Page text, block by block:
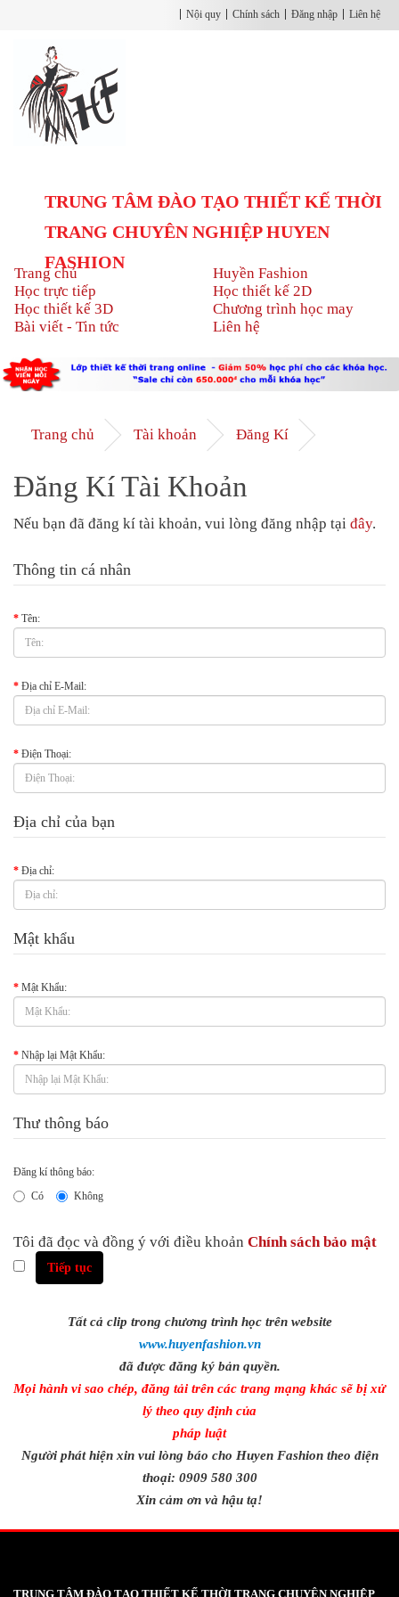
Nội quy Chính sách Đăng nhập Liên hệ
TRUNG TÂM ĐÀO TẠO THIẾT KẾ THỜI
TRANG CHUYÊN NGHIỆP HUYEN
FASHION
Trang chủ
Huyền Fashion
Học trực tiếp
Học thiết kế 2D
Học thiết kế 3D
Chương trình học may
Bài viết - Tin tức
Liên hệ
Trang chủ Tài khoản Đăng Kí
Đăng Kí Tài Khoản
Nếu bạn đã đăng kí tài khoản, vui lòng đăng nhập tại đây.
Thông tin cá nhân
Tên:
Địa chỉ E-Mail:
Điện Thoại:
Địa chỉ của bạn
Địa chỉ:
Mật khẩu
Mật Khẩu:
Nhập lại Mật Khẩu:
Thư thông báo
Đăng kí thông báo:
Có
Không
Tôi đã đọc và đồng ý với điều khoản Chính sách bảo mật
Tất cả clip trong chương trình học trên website
www.huyenfashion.vn
đã được đăng ký bản quyền.
Mọi hành vi sao chép, đăng tải trên các trang mạng khác sẽ bị xử
lý theo quy định của
pháp luật
Người phát hiện xin vui lòng báo cho Huyen Fashion theo điện
thoại: 0909 580 300
Xin cảm ơn và hậu tạ!
TRUNG TÂM ĐÀO TẠO THIẾT KẾ THỜI TRANG CHUYÊN NGHIỆP